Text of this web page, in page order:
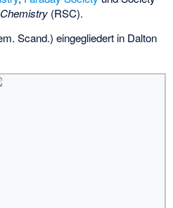
(RSC).
Scand.) eingegliedert in Dalton